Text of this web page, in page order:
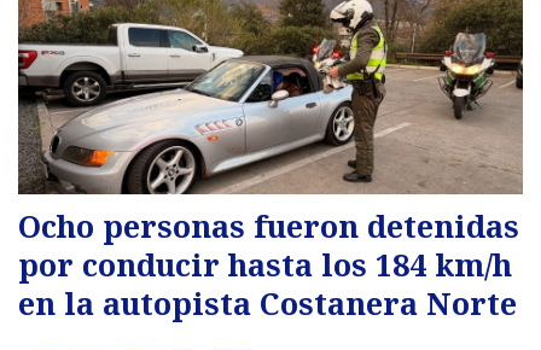
Ocho personas fueron detenidas
por conducir hasta los 184 km/h
en la autopista Costanera Norte